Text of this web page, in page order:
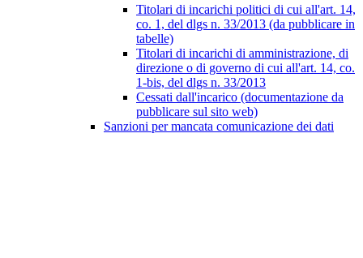
Titolari di incarichi politici di cui all'art. 14,
co. 1, del dlgs n. 33/2013 (da pubblicare in
tabelle)
Titolari di incarichi di amministrazione, di
direzione o di governo di cui all'art. 14, co.
1-bis, del dlgs n. 33/2013
Cessati dall'incarico (documentazione da
pubblicare sul sito web)
Sanzioni per mancata comunicazione dei dati